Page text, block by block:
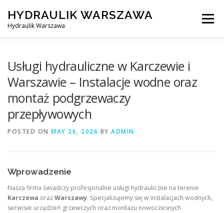
content
HYDRAULIK WARSZAWA
Hydraulik Warszawa
Menu
OBSŁUGIWANE LOKALIZACJE – WARSZAWA I OKOLICE
KONTAKT
Usługi hydrauliczne w Karczewie i
Warszawie – Instalacje wodne oraz
montaż podgrzewaczy
przepływowych
POSTED ON MAY 26, 2026 BY ADMIN
Wprowadzenie
Nasza firma świadczy profesjonalne usługi hydrauliczne na terenie
Karczewa orazWarszawy. Specjalizujemy się w instalacjach wodnych,
serwisie urządzeń grzewczych oraz montażu nowoczesnych